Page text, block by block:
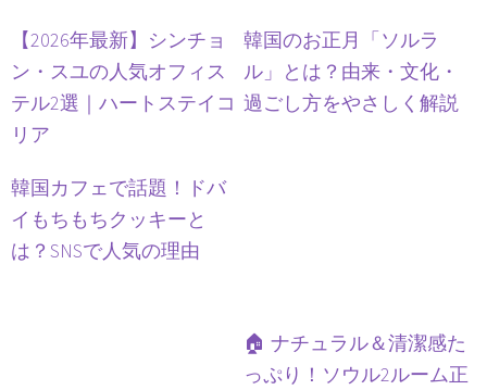
【2026年最新】シンチョ
ン・スユの人気オフィス
テル2選｜ハートステイコ
リア
韓国のお正月「ソルラ
ル」とは？由来・文化・
過ごし方をやさしく解説
韓国カフェで話題！ドバ
イもちもちクッキーと
は？SNSで人気の理由
🏠 ナチュラル＆清潔感た
っぷり！ソウル2ルーム正